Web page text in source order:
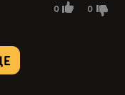
0 0